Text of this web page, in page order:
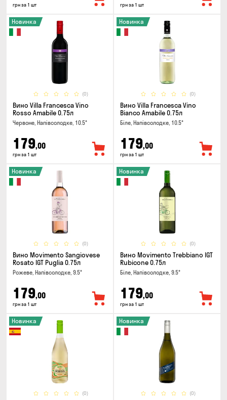
грн за 1 шт грн за 1 шт
(0)
Новинка
Вино Villa Francesca Vino
Rosso Amabile 0.75л
Червоне, Напівсолодке, 10.5°
179,00
грн за 1 шт
(0)
Новинка
Вино Villa Francesca Vino
Bianco Amabile 0.75л
Біле, Напівсолодке, 10.5°
179,00
грн за 1 шт
(0)
Новинка
Вино Movimento Sangiovese
Rosato IGT Puglia 0.75л
Рожеве, Напівсолодке, 9.5°
179,00
грн за 1 шт
(0)
Новинка
Вино Movimento Trebbiano IGT
Rubicone 0.75л
Біле, Напівсолодке, 9.5°
179,00
грн за 1 шт
(0)
Новинка
(0)
Новинка